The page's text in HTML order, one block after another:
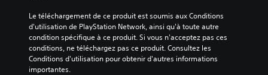
Le téléchargement de ce produit est soumis aux Conditions
d'utilisation de PlayStation Network, ainsi qu'à toute autre
condition spécifique à ce produit. Si vous n'acceptez pas ces
conditions, ne téléchargez pas ce produit. Consultez les
Conditions d'utilisation pour obtenir d'autres informations
importantes.